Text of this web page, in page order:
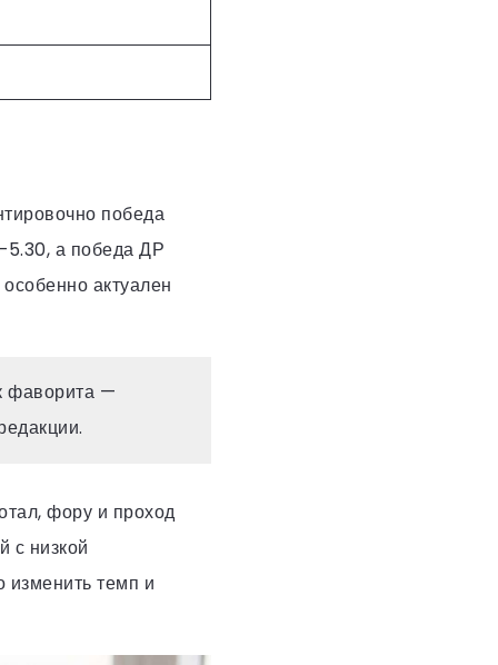
победа
а победа ДР
актуален
фаворита —
фору и проход
с низкой
изменить темп и